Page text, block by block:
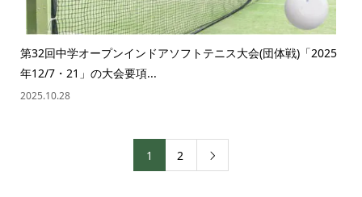
第32回中学オープンインドアソフトテニス大会(団体戦)「2025
年12/7・21」の大会要項...
2025.10.28
1 2 